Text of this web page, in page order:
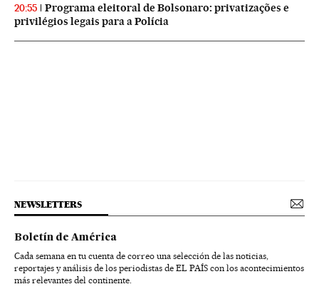
20:55
Programa eleitoral de Bolsonaro: privatizações e
privilégios legais para a Polícia
NEWSLETTERS
Boletín de América
Cada semana en tu cuenta de correo una selección de las noticias,
reportajes y análisis de los periodistas de EL PAÍS con los acontecimientos
más relevantes del continente.